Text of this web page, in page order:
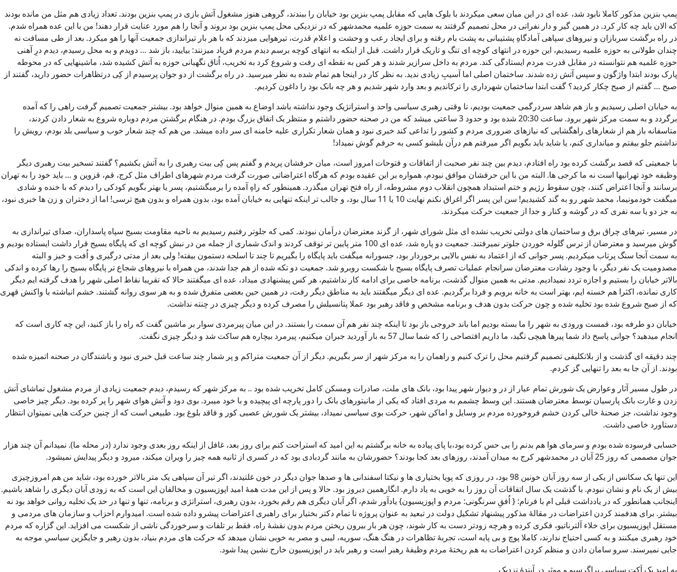
پمپ بنزین مذکور کاملا نابود شد، عده ای در این میان سعی میکردند با بلوک هایی که مقابل پمپ بنزین بود خیابان را ببندند، گروهی هنوز مشغول آتش بازی در پمپ بنزین بودند. تعداد زیادی هم مثل من مانده بودند
که الان باید چه کار کرد. در همین گیر و دار نفراتی در محل تصمیم گرفتند به سمت حوزه علمیه محمدشهر که در نزدیکی محل پمپ بنزین بود بروند و آنجا را هم مورد عنایت قرار دهند! من با این عده همراه شدم.
در راه برگشت سربازان و نیروهای سپاهی آمادگاهِ پشتیبانی به پشت بام رفته و برای ایجاد رعب و وحشت و اعلام قدرت، تیرهوایی میزدند که با هر بار تیراندازی جمعیت آنها را هو میکرد. بعد از طی مسافت نه
چندان طولانی به حوزه علمیه رسیدیم، این حوزه در انتهای کوچه ای تنگ و تاریک قرار داشت. قبل از اینکه به انتهای کوچه برسم دیدم مردم فریاد میزنند: بیایید، باز شد … دویدم و به محل رسیدم، دیدم درِ آهنی
حوزه علمیه هم نتوانسته در مقابل قدرت مردم ایستادگی کند. مردم به داخل سرازیر شدند و هر کس به نقطه ای رفت و شروع کرد به تخریب، اُتاق نگهبانی حوزه به آتش کشیده شد، ماشینهایی که در محوطه
پارک بودند ابتدا واژگون و سپس آتش زده شدند. ساختمان اصلی اما آسیبِ زیادی ندید. به نظر کار در اینجا هم تمام شده به نظر میرسید. در راه برگشت از دو جوان پرسیدم از کِی درتظاهرات حضور دارید، گفتند از
صبح … گفتم از صبح چکار کردید؟ گفت ابتدا ساختمان شهرداری را ترکاندیم و بعد وارد شهر شدیم و هر چه بانک بود را داغون کردیم.
به خیابان اصلی رسیدیم و باز هم شاهد سردرگمی جمعیت بودیم، تا وقتی رهبری سیاسی واحد و استراتژیک وجود نداشته باشد اوضاع به همین منوال خواهد بود. بیشتر جمعیت تصمیم گرفت راهی را که آمده
برگردد و به سمت مرکز شهر برود. ساعت 20:30 شده بود و حدود 3 ساعتی میشد که من در صحنه حضور داشتم و منتظر یک اتفاق بزرگ بودم. در هنگام برگشتن مردم دوباره شروع به شعار دادن کردند،
متاسفانه باز هم از شعارهای راهگشایی که نیازهای ضروری مردم و کشور را تداعی کند خبری نبود و همان شعار تکراری علیه خامنه ای سر داده میشد. من هم که چند شعار خوب و سیاسی بلد بودم، رویش را
نداشتم جلو بیفتم و میانداری کنم، یا شاید باید بگویم اگر میرفتم هم درآن بلبشو کسی به حرفم گوش نمیداد!
با جمعیتی که قصد برگشت کرده بود راه افتادم، دیدم بین چند نفر صحبت از اتفاقات و فتوحات امروز است، میان حرفشان پریدم و گفتم پس کِی بیت رهبری را به آتش بکشیم؟ گفتند تسخیر بیت رهبری دیگر
وظیفه خود تهرانیها است نه ما کرجی ها. البته من با این حرفشان موافق نبودم، همواره بر این عقیده بودم که هرگاه اعتراضاتی صورت گرفت مردم شهرهای اطراف مثل کرج، قم، قزوین و … باید خود را به تهران
برسانند و آنجا اعتراض کنند، چون سقوط رژیم و ختم استبداد همچون انقلاب دوم مشروطه، از راه فتح تهران میگذرد. همینطور که راهِ آمده را برمیگشتیم، پسر یا بهتر بگویم کودکی را دیدم که با خنده و شادی
میگفت خودمونیما، محمد شهر رو به گند کشیدیم! سن این پسر اگر اغراق نکنم نهایت 10 یا 11 سال بود، و جالب تر اینکه تنهایی به خیابان آمده بود، بدون همراه و بدون هیچ ترسی! اما از دختران و زن ها خبری نبود،
به جز دو یا سه نفری که در گوشه و کنار و جدا از جمعیت حرکت میکردند.
در مسیر، تیرهای چراق برق و ساختمان های دولتی تخریب نشده ای مثل شورای شهر، از گزند معترضان دراَمان نبودند. کمی که جلوتر رفتیم رسیدیم به ناحیه مقاومت بسیج سپاه پاسداران، صدای تیراندازی به
گوش میرسید و معترضان از ترس گلوله خوردن جلوتر نمیرفتند. جمعیت دو پاره شد، عده ای 100 متر پایین تر توقف کردند و اندک شماری از جمله من در نبش کوچه ای که پایگاه بسیج قرار داشت ایستاده بودیم و
به سمت آنجا سنگ پرتاب میکردیم. پسر جوانی که از اعتماد به نفس بالایی برخوردار بود، جسورانه میگفت باید پایگاه را بگیریم تا چند تا اسلحه دستمون بیفته! ولی بعد از مدتی درگیری و اُفت و خیز و البته
مصدومیت یک نفر دیگر، با وجود رشادت معترضان سرانجام عملیات تصرف پایگاه بسیج با شکست روبرو شد. جمعیت دو تکه شده از هم جدا شدند، من همراه با نیروهای شجاع تر پایگاه بسیج را رها کرده و اندکی
بالاتر خیابان را بستیم و اجازه تردد نمیدادیم. مدتی به همین منوال گذشت، برنامه خاصی برای ادامه کار نداشتیم، هر کس پیشنهادی میداد، عده ای میگفتند حالا که تقریبا نقاط اصلی شهر را هدف گرفته ایم دیگر
کاری نمانده، اکثرا هم خسته ایم، بهتر است به خانه برویم و فردا برگردیم. عده ای دیگر میگفتند باید به مناطق دیگر رفت، در همین حین بعضی متفرق شده و به هر سوی روانه گشتند. خشم انباشته با واکنش قهری
که از صبح شروع شده بود تخلیه شده و چون حرکت بدون هدف و برنامه مشخص و فاقد رهبر بود عملا پتانسیلش را مصرف کرده و دیگر چیزی در چنته نداشت.
خیابان دو طرفه بود، قمست ورودی به شهر را ما بسته بودیم اما باند خروجی باز بود تا اینکه چند نفر هم آن سمت را بستند. در این میان پیرمردی سوار بر ماشین گفت که راه را باز کنید، این چه کاری است که
انجام میدهید؟ جوانی پاسخ داد شما پیرها هیچی نگید، ما داریم افتصاحی را که شما سال 57 به بار آوردید جبران میکنیم، پیرمرد بیچاره هم ساکت شد و دیگر چیزی نگفت.
چند دقیقه ای گذشت و از بلاتکلیفی تصمیم گرفتیم محل را ترک کنیم و راهمان را به مرکز شهر از سر بگیریم. دیگر از آن جمعیت متراکم و پر شمار چند ساعت قبل خبری نبود و باشندگان در صحنه اتمیزه شده
بودند. از آن جا به بعد را تنهایی گز کردم.
در طول مسیر آثار وعوارض یک شورش تمام عیار از در و دیوار شهر پیدا بود، بانک های ملت، صادرات ومسکن کامل تخریب شده بود .. به مرکز شهر که رسیدم، دیدم جمعیت زیادی از مردم مشغول تماشای آتش
زدن و غارت بانک پارسیان توسط معترضان هستند. این وسط چشمم به مردی افتاد که یکی از مانیتورهای بانک را دور پارچه ای پیچیده و با خود میبرد. بوی دود و آتش هوای شهر را پر کرده بود. دیگر چیز خاصی
وجود نداشت، جز صحنۀ خالی کردن خشم فروخورده مردم بر وسایل و اماکن شهر، حرکت بوی سیاسی نمیداد، بیشتر یک شورش عصبی کور و فاقد بلوغ بود. طبیعی است که از چنین حرکت هایی نمیتوان انتظار
دستاورد خاصی داشت.
حسابی فرسوده شده بودم و سرمای هوا هم بدنم را بی حس کرده بود،با پای پیاده به خانه برگشتم به این امید که استراحت کنم برای روز بعد، غافل از اینکه روز بعدی وجود ندارد (در محله ما). نمیدانم آن چند هزار
جوان مصممی که روز 25 آبان در محمدشهر کرج به میدان آمدند، روزهای بعد کجا بودند؟ حضورشان به مانند گردبادی بود که در کسری از ثانیه همه چیز را ویران میکند، میرود و دیگر پیدایش نمیشود.
این تنها یک سکانس از یکی از سه روز آبان خونین 98 بود، در روزی که پویا بختیاری ها و نیکتا اسفندانی ها و صدها جوان دیگر در خون غلتیدند، اگر تیر آن سپاهی یک متر بالاتر خورده بود، شاید من هم امروزچیزی
بیش از یک نام و نشان نبودم. با گذشت یک سال اتفاقات آن روز را به خوبی به یاد دارم. انگارهمین دیروز بود. حالا و پس از این مدت همۀ امید اپوزیسیون و مخالفان این است که به زودی آبان دیگری را شاهد باشیم.
اینجانب همانطور که در یادداشت قبلی ام با فرنام: { اُفقِ سرنگونی: مردم و اپوزیسیون} یادآور شدم، اگر آبان دیگری هم رقم بخورد، بدون رهبری، استراتژی و برنامه، تنها و تنها در حد یک تخلیه روانی خواهد بود نه
بیشتر. برای هدفمند کردن اعتراضات در مقالۀ مذکور پیشنهاد تشکیل دولت در تبعید به عنوان پروژه نا تمام دکتر بختیار برای راهبری اعتراضات پیشرو داده شده است. امیدوارم احزاب و سازمان های مردمی و
مستقل اپوزیسیون برای خلاء آلترناتیو، فکری کرده و هرچه زودتر دست به کار شوند، چون هر بار بیرون ریختن مردم بدون نقشۀ راه، فقط بر تلفات و سرخوردگی ناشی از شکست می افزاید. این گزاره که مردم
خود رهبری میکنند و به کسی احتیاج ندارند، کاملا پوچ و بی پایه است، تجربۀ تظاهرات در هنگ هنگ، سوریه، لیبی و مصر به خوبی نشان میدهد که حرکت های مردم بنیاد، بدون رهبر و جایگزین سیاسیِ موجه به
جایی نمیرسند. سرو سامان دادن و منظم کردن اعتراضات به هم ریختۀ مردم وظیفۀ رهبر است و رهبر باید در اپوزیسیون خارج نشین پیدا شود.
به امید یک اَکتِ سیاسی پراگرسیو و موثر در آیندۀ نزدیک